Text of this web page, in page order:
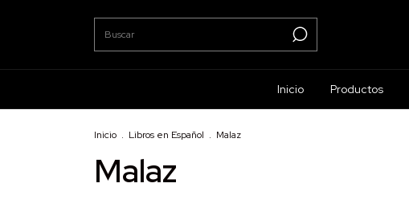
Inicio Productos
Inicio . Libros en Español . Malaz
Malaz